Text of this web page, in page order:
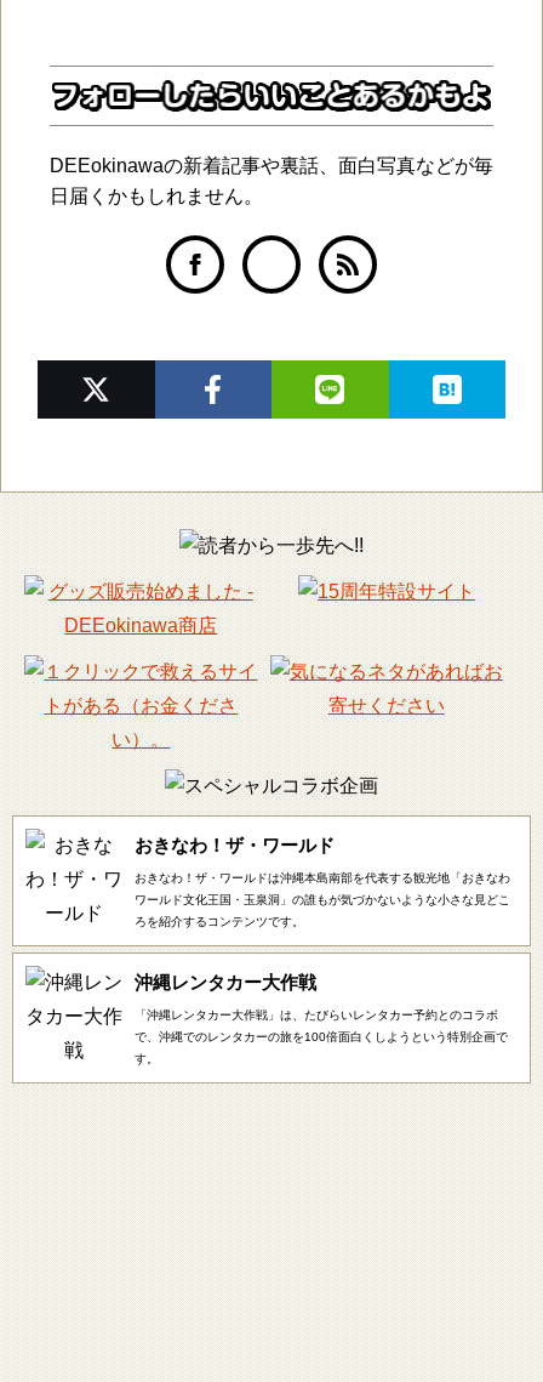
DEEokinawaの新着記事や裏話、面白写真などが毎
日届くかもしれません。
おきなわ！ザ・ワールド
おきなわ！ザ・ワールドは沖縄本島南部を代表する観光地「おきなわ
ワールド文化王国・玉泉洞」の誰もが気づかないような小さな見どこ
ろを紹介するコンテンツです。
沖縄レンタカー大作戦
「沖縄レンタカー大作戦」は、たびらいレンタカー予約とのコラボ
で、沖縄でのレンタカーの旅を100倍面白くしようという特別企画で
す。